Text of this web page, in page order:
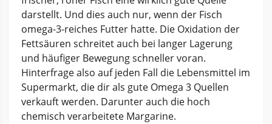
darstellt. Und dies auch nur, wenn der Fisch
omega-3-reiches Futter hatte. Die Oxidation der
Fettsäuren schreitet auch bei langer Lagerung
und häufiger Bewegung schneller voran.
Hinterfrage also auf jeden Fall die Lebensmittel im
Supermarkt, die dir als gute Omega 3 Quellen
verkauft werden. Darunter auch die hoch
chemisch verarbeitete Margarine.